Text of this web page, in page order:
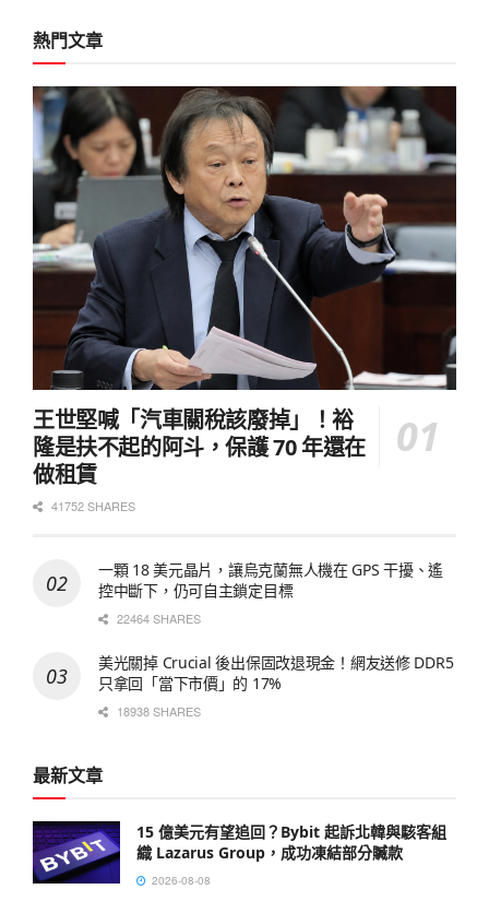
熱門文章
王世堅喊「汽車關稅該廢掉」！裕
隆是扶不起的阿斗，保護 70 年還在
做租賃
41752 SHARES
一顆 18 美元晶片，讓烏克蘭無人機在 GPS 干擾、遙
控中斷下，仍可自主鎖定目標
22464 SHARES
美光關掉 Crucial 後出保固改退現金！網友送修 DDR5
只拿回「當下市價」的 17%
18938 SHARES
最新文章
15 億美元有望追回？Bybit 起訴北韓與駭客組
織 Lazarus Group，成功凍結部分贓款
2026-08-08